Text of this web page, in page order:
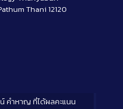
Thani 12120
ำหาญ ที่ได้ผลคะแนน